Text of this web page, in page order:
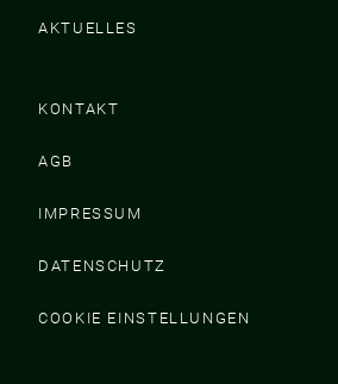
AKTUELLES
KONTAKT
AGB
IMPRESSUM
DATENSCHUTZ
COOKIE EINSTELLUNGEN